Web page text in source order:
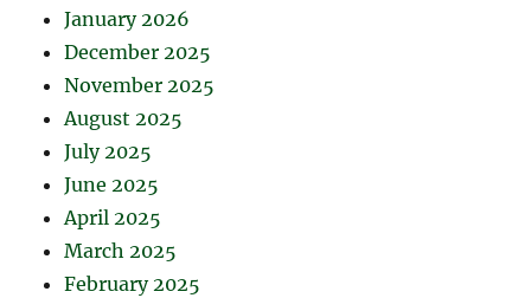
January 2026
December 2025
November 2025
August 2025
July 2025
June 2025
April 2025
March 2025
February 2025